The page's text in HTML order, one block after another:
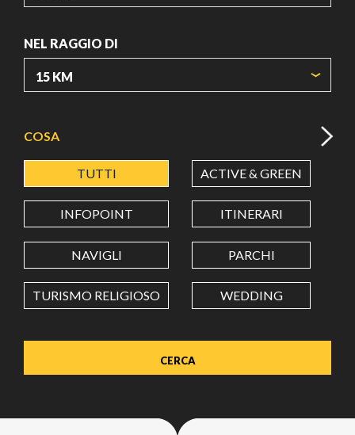
NEL RAGGIO DI
LATITUDINE
LONGITUDINE
Value in decimal degrees. Use dot (.) as decimal separator.
COSA
TUTTI ACTIVE & GREEN
INFOPOINT ITINERARI
NAVIGLI PARCHI
TURISMO RELIGIOSO WEDDING